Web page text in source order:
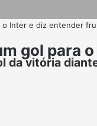
o Inter e diz entender
gol para
da vitória